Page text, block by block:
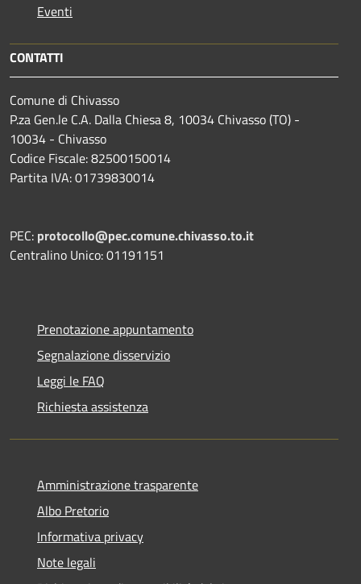
Eventi
CONTATTI
Comune di Chivasso
P.za Gen.le C.A. Dalla Chiesa 8, 10034 Chivasso (TO) -
10034 - Chivasso
Codice Fiscale: 82500150014
Partita IVA: 01739830014
PEC: protocollo@pec.comune.chivasso.to.it
Centralino Unico: 01191151
Prenotazione appuntamento
Segnalazione disservizio
Leggi le FAQ
Richiesta assistenza
Amministrazione trasparente
Albo Pretorio
Informativa privacy
Note legali